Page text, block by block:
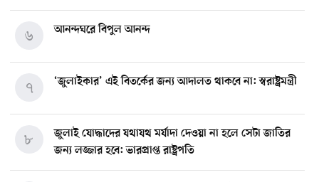
আনন্দঘরে বিপুল আনন্দ
৬
‘জুলাইকার’ এই বিতর্কের জন্য আদালত থাকবে না: স্বরাষ্ট্রমন্ত্রী
৭
জুলাই যোদ্ধাদের যথাযথ মর্যাদা দেওয়া না হলে সেটা জাতির
জন্য লজ্জার হবে: ভারপ্রাপ্ত রাষ্ট্রপতি
৮